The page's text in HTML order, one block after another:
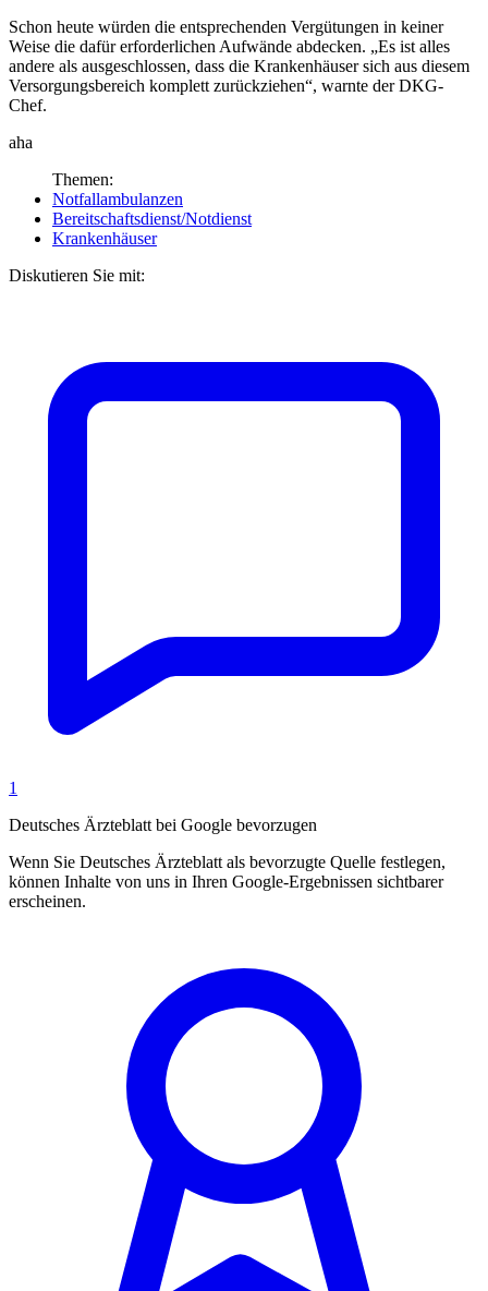
Schon heute würden die entsprechenden Vergütungen in keiner
Weise die dafür erforderlichen Aufwände abdecken. „Es ist alles
andere als ausgeschlossen, dass die Krankenhäuser sich aus diesem
Versorgungsbereich komplett zurückziehen“, warnte der DKG-
Chef.
aha
Themen:
Notfallambulanzen
Bereitschaftsdienst/Notdienst
Krankenhäuser
Diskutieren Sie mit:
1
Deutsches Ärzteblatt bei Google bevorzugen
Wenn Sie Deutsches Ärzteblatt als bevorzugte Quelle festlegen,
können Inhalte von uns in Ihren Google-Ergebnissen sichtbarer
erscheinen.